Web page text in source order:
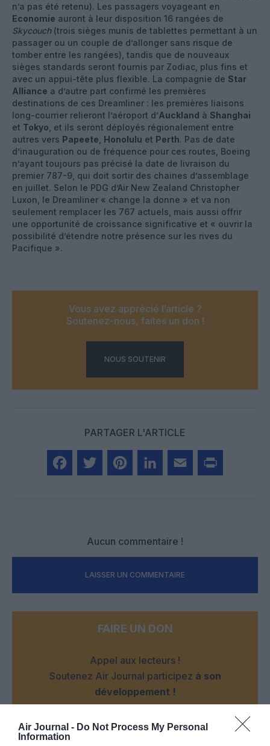
Air Journal - Do Not Process My Personal
Information
n’a pas été retenu). Les passagers voyageant en
Economie auront à leur disposition 16 rangées de
Skycouch(trois sièges munis de tablettes permettant à un
passager ou un couple de d’allonger sans risque de
tomber entre les rangées), tandis que de nouveaux
sièges standards seront fournis par Zodiac, plus fins et
avec un appui-tête plus flexible. La compagnie de Star
Alliance a d’autre part confirmé les premières
destinations de ces Dreamliner : les premières liaisons
long-courrier relieront l’aéroport d’Auckland à Shanghai
et Tokyo , et ils seront déployés régionalement entre
autres vers Papeete Honolulu et Perth. Pas de date
d’inauguration ou de fréquence pour ces routes, Boeing
n’ayant toujours pas précisé la date de livraison du
premier 787-9, qui doit sortir des chaines d’assemblage
en juillet. Selon le PDG d’Air New Zealand Christopher
Luxon, le Dreamliner « change la donne » et va non
seulement remplacer les 767 actuels, mais aussi offrir
une opportunité de croissance significative et « ouvrir la
possibilité d’étendre notre présence sur les rives du
Pacifique ».
Vous avez apprécié l’article ?
Soutenez-nous, faites un don !
NOUS SOUTENIR
PARTAGER L'ARTICLE
Aucun commentaire !
LAISSER UN COMMENTAIRE
FAIRE UN DON
Appel aux lecteurs !
Soutenez Air Journal participez à son
développement !